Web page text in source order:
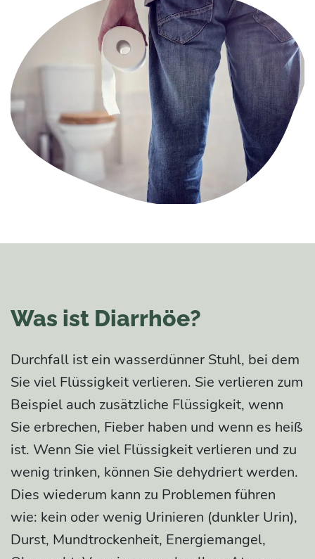
Was ist Diarrhöe?
Durchfall ist ein wasserdünner Stuhl, bei dem
Sie viel Flüssigkeit verlieren. Sie verlieren zum
Beispiel auch zusätzliche Flüssigkeit, wenn
Sie erbrechen, Fieber haben und wenn es heiß
ist. Wenn Sie viel Flüssigkeit verlieren und zu
wenig trinken, können Sie dehydriert werden.
Dies wiederum kann zu Problemen führen
wie: kein oder wenig Urinieren (dunkler Urin),
Durst, Mundtrockenheit, Energiemangel,